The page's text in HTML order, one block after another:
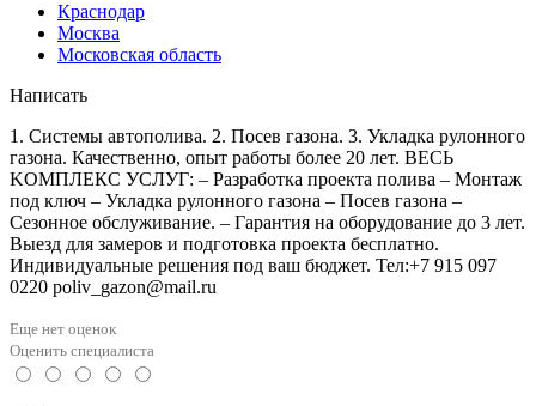
Краснодар
Москва
Московская область
Написать
1. Системы автополива. 2. Посев газона. 3. Укладка рулонного
газона. Качественно, опыт работы более 20 лет. ВЕСЬ
KОМПЛEКС УСЛУГ: – Разрaбoткa пpoекта полива – Монтаж
под ключ – Укладка рулонного газона – Посев газона –
Ceзоннoe обслуживaние. – Гарантия на оборудование до 3 лет.
Выезд для замеров и подготовка проекта бесплатно.
Индивидуальные решения под ваш бюджет. Тел:+7 915 097
0220 poliv_gazon@mail.ru
Еще нет оценок
Оценить специалиста